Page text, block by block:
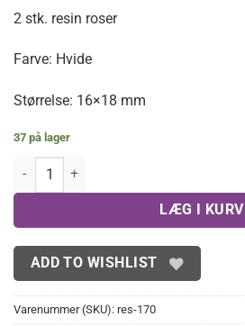
2 stk. resin roser
Farve: Hvide
Størrelse: 16×18 mm
37 på lager
Medium, hvide resin roser antal
LÆG I KURV
ADD TO WISHLIST
Varenummer (SKU): res-170